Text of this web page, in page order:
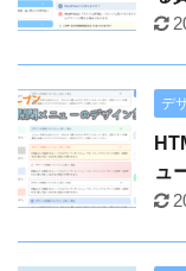
デ
ュ